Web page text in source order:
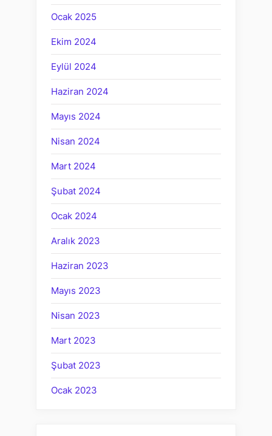
Ocak 2025
Ekim 2024
Eylül 2024
Haziran 2024
Mayıs 2024
Nisan 2024
Mart 2024
Şubat 2024
Ocak 2024
Aralık 2023
Haziran 2023
Mayıs 2023
Nisan 2023
Mart 2023
Şubat 2023
Ocak 2023